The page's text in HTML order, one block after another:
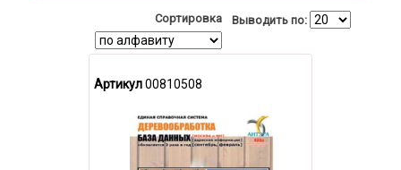
Сортировка Выводить по:
Артикул00810508